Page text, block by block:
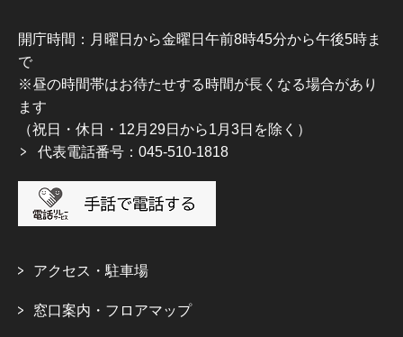
開庁時間：月曜日から金曜日午前8時45分から午後5時ま
で
※昼の時間帯はお待たせする時間が長くなる場合があり
ます
（祝日・休日・12月29日から1月3日を除く）
代表電話番号：045-510-1818
アクセス・駐車場
窓口案内・フロアマップ